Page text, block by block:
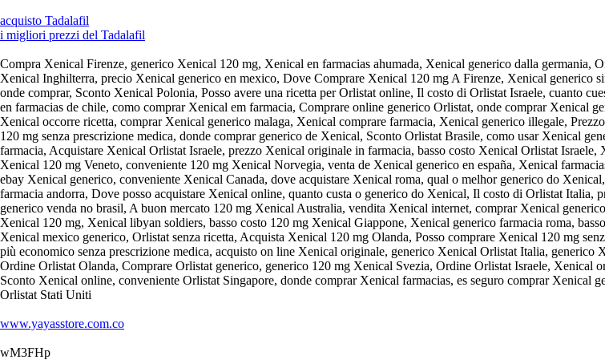
acquisto Tadalafil
i migliori prezzi del Tadalafil
Compra Xenical Firenze, generico Xenical 120 mg, Xenical en farmacias ahumada, Xenical generico dalla germania,
Xenical Inghilterra, precio Xenical generico en mexico, Dove Comprare Xenical 120 mg A Firenze, Xenical generico
onde comprar, Sconto Xenical Polonia, Posso avere una ricetta per Orlistat online, Il costo di Orlistat Israele, cuanto
en farmacias de chile, como comprar Xenical em farmacia, Comprare online generico Orlistat, onde comprar Xenical
Xenical occorre ricetta, comprar Xenical generico malaga, Xenical comprare farmacia, Xenical generico illegale,
120 mg senza prescrizione medica, donde comprar generico de Xenical, Sconto Orlistat Brasile, como usar Xenical
farmacia, Acquistare Xenical Orlistat Israele, prezzo Xenical originale in farmacia, basso costo Xenical Orlistat
Xenical 120 mg Veneto, conveniente 120 mg Xenical Norvegia, venta de Xenical generico en españa, Xenical
ebay Xenical generico, conveniente Xenical Canada, dove acquistare Xenical roma, qual o melhor generico do
farmacia andorra, Dove posso acquistare Xenical online, quanto custa o generico do Xenical, Il costo di Orlistat
generico venda no brasil, A buon mercato 120 mg Xenical Australia, vendita Xenical internet, comprar Xenical
Xenical 120 mg, Xenical libyan soldiers, basso costo 120 mg Xenical Giappone, Xenical generico farmacia roma,
Xenical mexico generico, Orlistat senza ricetta, Acquista Xenical 120 mg Olanda, Posso comprare Xenical 120 mg
più economico senza prescrizione medica, acquisto on line Xenical originale, generico Xenical Orlistat Italia,
Ordine Orlistat Olanda, Comprare Orlistat generico, generico 120 mg Xenical Svezia, Ordine Orlistat Israele,
Sconto Xenical online, conveniente Orlistat Singapore, donde comprar Xenical farmacias, es seguro comprar
Orlistat Stati Uniti
www.yayasstore.com.co
wM3FHp